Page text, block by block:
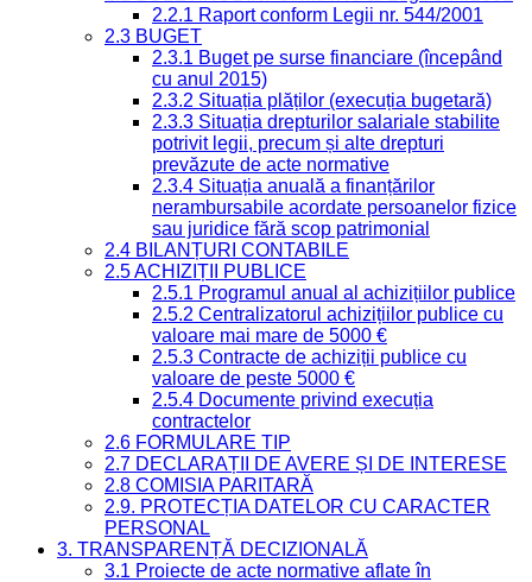
2.2.1 Raport conform Legii nr. 544/2001
2.3 BUGET
2.3.1 Buget pe surse financiare (începând
cu anul 2015)
2.3.2 Situația plăților (execuția bugetară)
2.3.3 Situația drepturilor salariale stabilite
potrivit legii, precum și alte drepturi
prevăzute de acte normative
2.3.4 Situația anuală a finanțărilor
nerambursabile acordate persoanelor fizice
sau juridice fără scop patrimonial
2.4 BILANȚURI CONTABILE
2.5 ACHIZIȚII PUBLICE
2.5.1 Programul anual al achizițiilor publice
2.5.2 Centralizatorul achizițiilor publice cu
valoare mai mare de 5000 €
2.5.3 Contracte de achiziții publice cu
valoare de peste 5000 €
2.5.4 Documente privind execuția
contractelor
2.6 FORMULARE TIP
2.7 DECLARAȚII DE AVERE ȘI DE INTERESE
2.8 COMISIA PARITARĂ
2.9. PROTECȚIA DATELOR CU CARACTER
PERSONAL
3. TRANSPARENȚĂ DECIZIONALĂ
3.1 Proiecte de acte normative aflate în